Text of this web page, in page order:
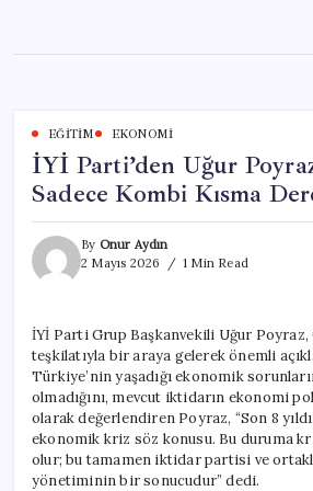
content
EĞITIM EKONOMI
İYİ Parti’den Uğur
Sadece Kombi Kısma
By Onur Aydın
2 Mayıs 2026
1 Min Read
İYİ Parti Grup Başkanvekili Uğur Poyraz,
teşkilatıyla bir araya gelerek önemli
Türkiye’nin yaşadığı ekonomik
olmadığını, mevcut iktidarın ekonomi
olarak değerlendiren Poyraz, “Son 8
ekonomik kriz söz konusu. Bu duruma
olur; bu tamamen iktidar partisi ve
yönetiminin bir sonucudur” dedi.